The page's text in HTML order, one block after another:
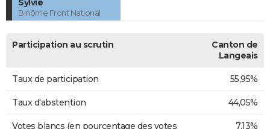
Sylvie
Binôme Front National
Participation au scrutin
Canton de
Langeais
Taux de participation 55,95%
Taux d'abstention 44,05%
Votes blancs (en pourcentage des votes 7,13%